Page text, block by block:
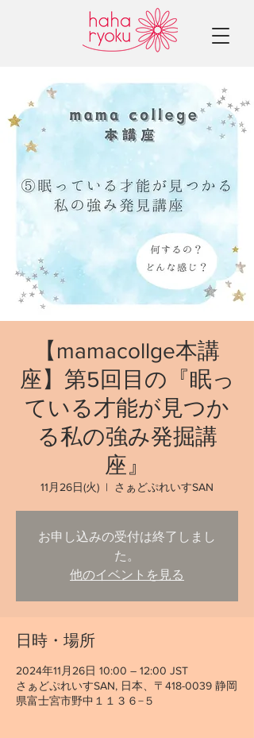
【mamacollge本講
座】第5回目の『眠っ
ている才能が見つか
る私の強み発掘講
座』
11月26日(火)
  |
さぁどぷれいすSAN
お申し込みの受付は終了しまし
た。
他のイベントを見る
日時・場所
2024年11月26日 10:00 – 12:00 JST
さぁどぷれいすSAN, 日本、〒418-0039 静岡
県富士宮市野中１１３６−５